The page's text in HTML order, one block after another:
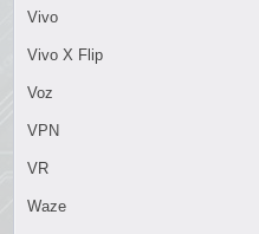
Vivo
Vivo X Flip
Voz
VPN
VR
Waze